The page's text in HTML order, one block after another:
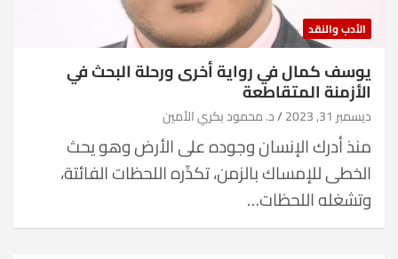
الأدب والنقد
يوسف كمال في رواية أخرى ورحلة البحث في
الأزمنة المتقاطعة
ديسمبر 31, 2023 د. محمود بكري الأمين
منذ أدرك الإنسان وجوده على الأرض وهو يحث
الخطى للإمساك بالزمن، تكدِّره اللحظات الفائتة،
وتشغله اللحظات…